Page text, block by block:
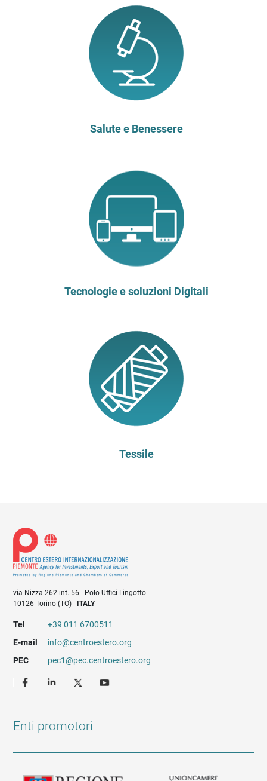
Salute e Benessere
Tecnologie e soluzioni Digitali
Tessile
via Nizza 262 int. 56 - Polo Uffici Lingotto
10126 Torino (TO) |
ITALY
Tel
+39 011 6700511
E-mail
info@centroestero.org
PEC
pec1@pec.centroestero.org
Enti promotori